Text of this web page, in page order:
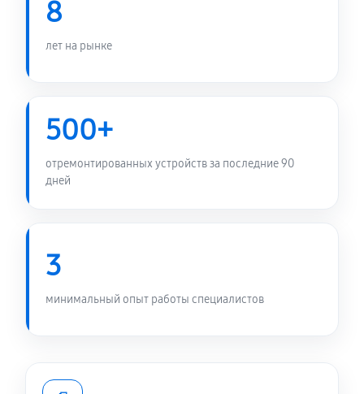
RTX3060-12G-V2-GAMING
Замена медных трубок
8
лет на рынке
500+
отремонтированных устройств за последние 90
дней
3
минимальный опыт работы специалистов